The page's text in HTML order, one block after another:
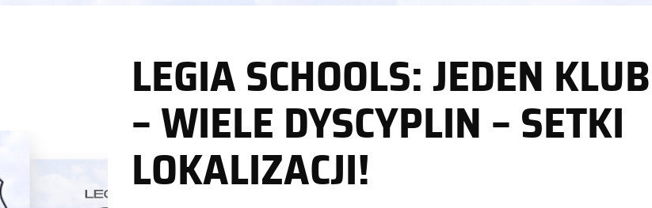
LEGIA SCHOOLS: JEDEN KLUB
– WIELE DYSCYPLIN – SETKI
LOKALIZACJI!